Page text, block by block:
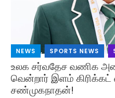
NEWS , SPORTS NEWS ,
உலக சர்வதேச வணிக
வென்றார் இளம் கிரிக்கட்
சண்முகநாதன்!